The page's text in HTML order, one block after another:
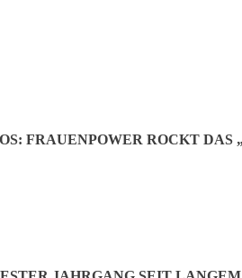
FRAUENPOWER ROCKT DAS
Helmut Petz auf die
mit uns, außerdem wollen wir
stehen. Bezahlbares Wohnen ist
seinem Recht kommt“.
„Sozial verträglichen
viel passiert und umgesetzt